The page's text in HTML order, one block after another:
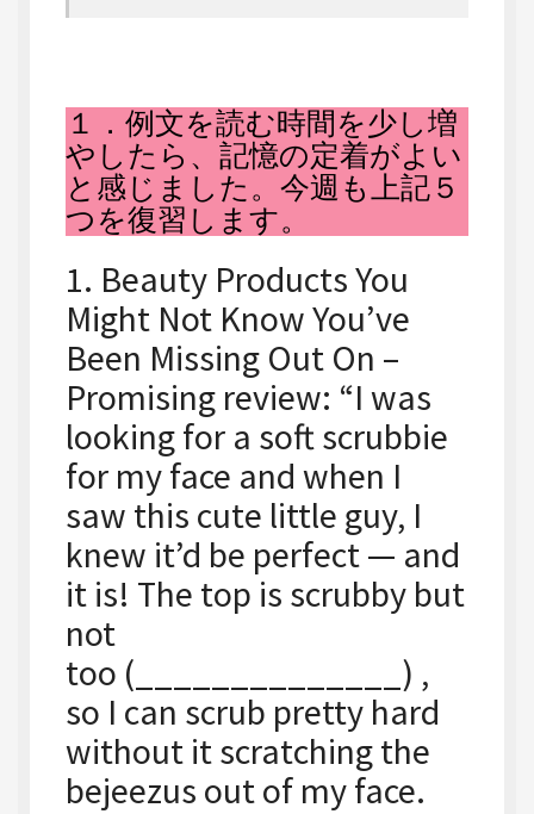
１．例文を読む時間を少し増
やしたら、記憶の定着がよい
と感じました。今週も上記５
つを復習します。
1. Beauty Products You
Might Not Know You’ve
Been Missing Out On –
Promising review: “I was
looking for a soft scrubbie
for my face and when I
saw this cute little guy, I
knew it’d be perfect — and
it is! The top is scrubby but
not
too (______________) ,
so I can scrub pretty hard
without it scratching the
bejeezus out of my face.